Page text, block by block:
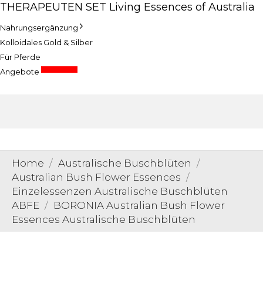
THERAPEUTEN SET Living Essences of Australia
Nahrungsergänzung
Kolloidales Gold & Silber
Für Pferde
Angebote
Home
Australische Buschblüten
Australian Bush Flower Essences
Einzelessenzen Australische Buschblüten
ABFE
BORONIA Australian Bush Flower
Essences Australische Buschblüten